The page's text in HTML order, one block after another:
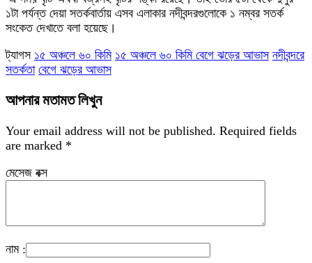
১টা পর্যন্ত দেয়া সতর্কবার্তায় এসব এলাকার নদীবন্দরগুলোকে ১ নম্বর সতর্ক
সংকেত দেখাতে বলা হয়েছে।
ট্যাগস ১৫ অঞ্চলে ৬০ কিমি ১৫ অঞ্চলে ৬০ কিমি বেগে ঝড়ের আভাস নদীবন্দরে
সতর্কতা বেগে ঝড়ের আভাস
আপনার মতামত লিখুন
Your email address will not be published. Required fields
are marked *
মেসেজ বক্স
নাম :